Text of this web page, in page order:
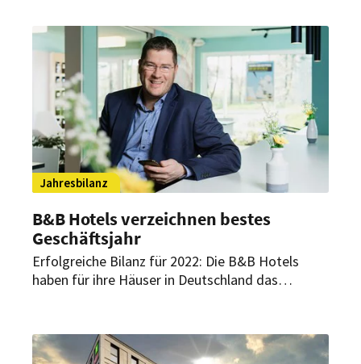
Jahresbilanz
B&B Hotels verzeichnen bestes
Geschäftsjahr
Erfolgreiche Bilanz für 2022: Die B&B Hotels
haben für ihre Häuser in Deutschland das
die Gruppe in ihrer Expansionsstrategie
bestätigt.